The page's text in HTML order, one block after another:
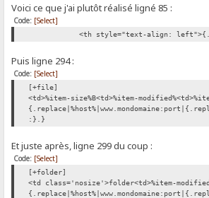
Voici ce que j'ai plutôt réalisé ligné 85 :
Code: [Select]
<th style="text-align:
Puis ligne 294 :
Code: [Select]
[+file]
<td>%item-size%B<td>%item-
:}.}
Et juste après, ligne 299 du coup :
Code: [Select]
[+folder]
<td class='nosize'>folder<td>%item-